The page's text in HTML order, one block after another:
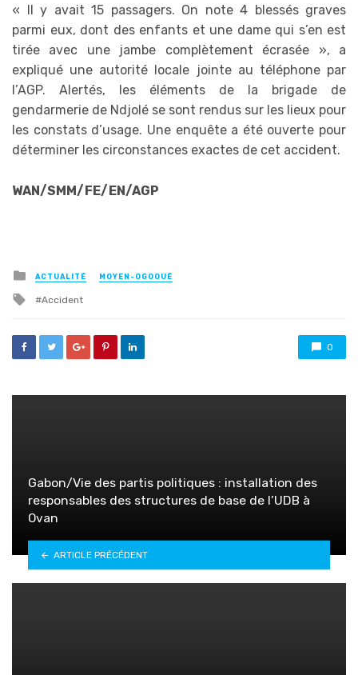
« Il y avait 15 passagers. On note 4 blessés graves
parmi eux, dont des enfants et une dame qui s’en est
tirée avec une jambe complètement écrasée », a
expliqué une autorité locale jointe au téléphone par
l’AGP. Alertés, les éléments de la brigade de
gendarmerie de Ndjolé se sont rendus sur les lieux pour
les constats d’usage. Une enquête a été ouverte pour
déterminer les circonstances exactes de cet accident.
WAN/SMM/FE/EN/AGP
Posted
in
ACTUALITÉ MOYEN-OGOOUÉ
Tagged
Accident
0
Gabon/Vie des partis politiques : installation des
responsables des structures de base de l’UDB à
Ovan
ARTICLE PRÉCÉDENT